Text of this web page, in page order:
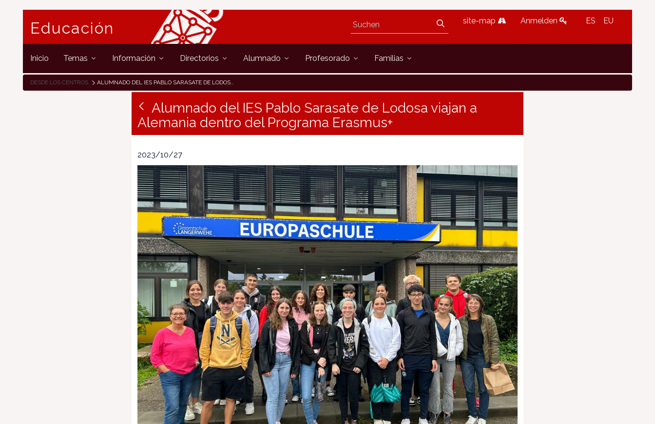
Educación site-map Anmelden ES EU
Inicio Temas Información Directorios Alumnado Profesorado Familias
DESDE LOS CENTROS ALUMNADO DEL IES PABLO SARASATE DE LODOSA VIAJAN A ALEMANIA DENTRO DEL PROGRAMA ERASMUS+
Alumnado del IES Pablo Sarasate de Lodosa viajan a
Alemania dentro del Programa Erasmus+
2023/10/27